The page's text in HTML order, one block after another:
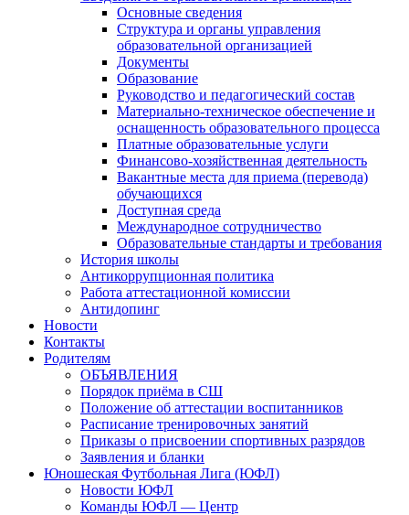
Основные сведения
Структура и органы управления
образовательной организацией
Документы
Образование
Руководство и педагогический состав
Материально-техническое обеспечение и
оснащенность образовательного процесса
Платные образовательные услуги
Финансово-хозяйственная деятельность
Вакантные места для приема (перевода)
обучающихся
Доступная среда
Международное сотрудничество
Образовательные стандарты и требования
История школы
Антикоррупционная политика
Работа аттестационной комиссии
Антидопинг
Новости
Контакты
Родителям
ОБЪЯВЛЕНИЯ
Порядок приёма в СШ
Положение об аттестации воспитанников
Расписание тренировочных занятий
Приказы о присвоении спортивных разрядов
Заявления и бланки
Юношеская Футбольная Лига (ЮФЛ)
Новости ЮФЛ
Команды ЮФЛ — Центр